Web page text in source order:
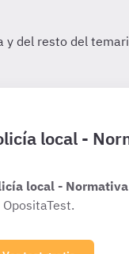
local -
local -
OpositaTest.